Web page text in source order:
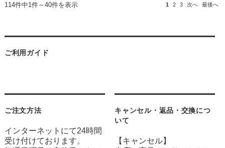
114件中1件～40件を表示 1 2 3 次へ 最後へ
ご利用ガイド
ご注文方法
インターネットにて24時間
受け付けております。
キャンセル・返品・交換につ
いて
【キャンセル】